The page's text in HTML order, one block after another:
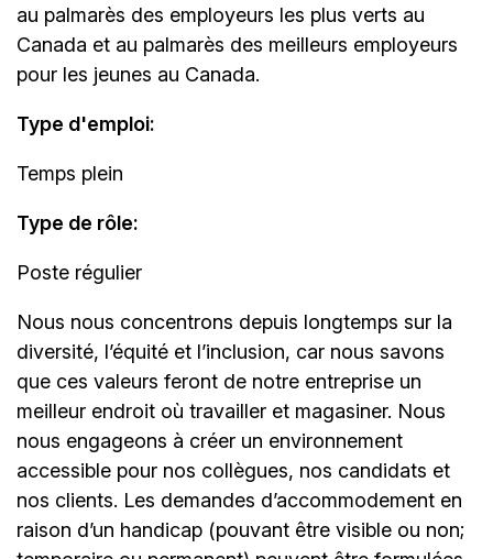
au palmarès des employeurs les plus verts au
Canada et au palmarès des meilleurs employeurs
pour les jeunes au Canada.
Type d'emploi:
Temps plein
Type de rôle:
Poste régulier
Nous nous concentrons depuis longtemps sur la
diversité, l’équité et l’inclusion, car nous savons
que ces valeurs feront de notre entreprise un
meilleur endroit où travailler et magasiner. Nous
nous engageons à créer un environnement
accessible pour nos collègues, nos candidats et
nos clients. Les demandes d’accommodement en
raison d’un handicap (pouvant être visible ou non;